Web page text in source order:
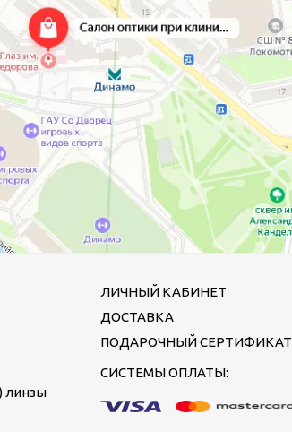
линзы
ЛИЧНЫЙ КАБИНЕТ
ДОСТАВКА
ПОДАРОЧНЫЙ СЕРТИФИКАТ
СИСТЕМЫ ОПЛАТЫ: